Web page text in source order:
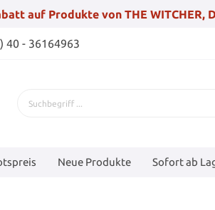
auf Produkte von THE WITCHER,
40 - 36164963
Neue Produkte Sofort ab